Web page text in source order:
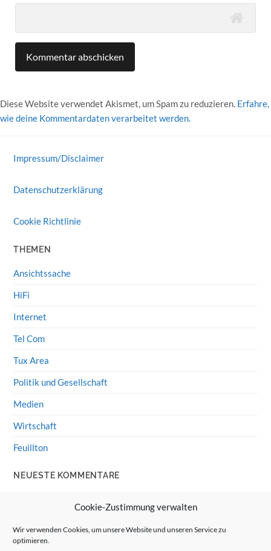
Cookie-Zustimmung verwalten
Wir verwenden Cookies, um unsere Website und unseren Service zu
optimieren.
Diese Website verwendet Akismet, um Spam zu reduzieren. Erfahre,
wie deine Kommentardaten verarbeitet werden.
Impressum/Disclaimer
Datenschutzerklärung
Cookie Richtlinie
THEMEN
Ansichtssache
HiFi
Internet
Tel Com
Tux Area
Politik und Gesellschaft
Medien
Wirtschaft
Feuillton
NEUESTE KOMMENTARE
Wolff von Rechenberg